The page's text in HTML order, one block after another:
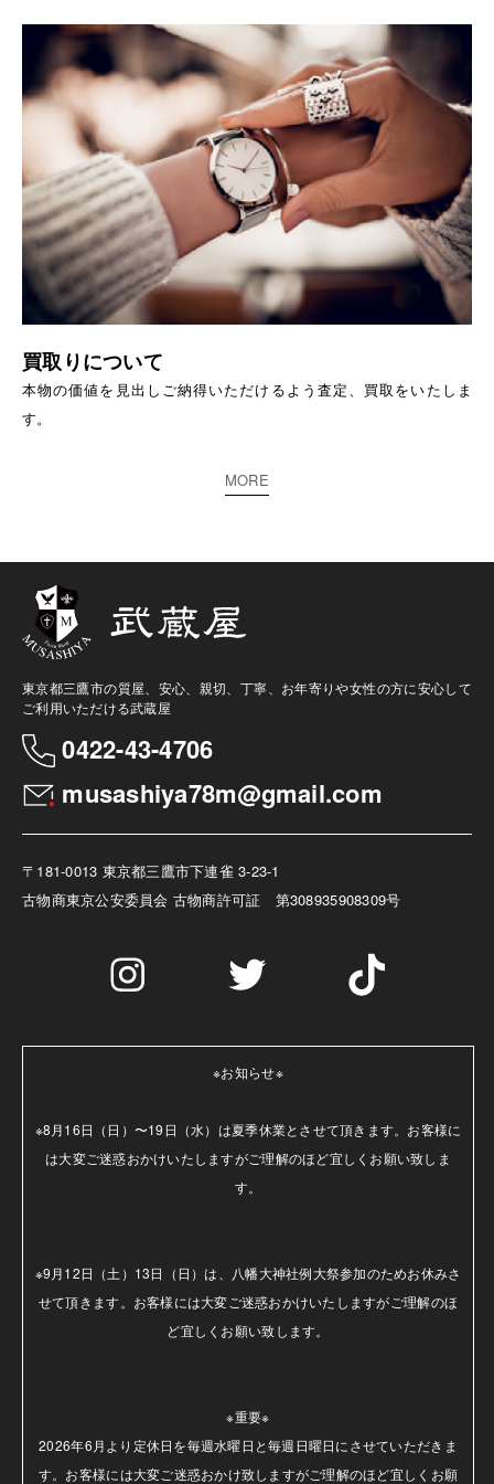
買取りについて
本物の価値を見出しご納得いただけるよう査定、買取をいたしま
す。
MORE
東京都三鷹市の質屋、安心、親切、丁寧、お年寄りや女性の方に安心して
ご利用いただける武蔵屋
0422-43-4706
musashiya78m@gmail.com
〒181-0013 東京都三鷹市下連雀 3-23-1
古物商東京公安委員会 古物商許可証 第308935908309号
※お知らせ※
※8月16日（日）〜19日（水）は夏季休業とさせて頂きます。お客様に
は大変ご迷惑おかけいたしますがご理解のほど宜しくお願い致しま
す。
※9月12日（土）13日（日）は、八幡大神社例大祭参加のためお休みさ
せて頂きます。お客様には大変ご迷惑おかけいたしますがご理解のほ
ど宜しくお願い致します。
※重要※
2026年6月より定休日を毎週水曜日と毎週日曜日にさせていただきま
す。お客様には大変ご迷惑おかけ致しますがご理解のほど宜しくお願